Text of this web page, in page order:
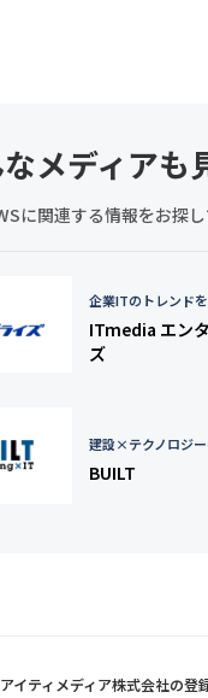
メディアも
に関連する情報をお探
企業ITのトレンド
ITmedia エン
ズ
建設×テクノロジ
BUILT
イティメディア株式会社の登